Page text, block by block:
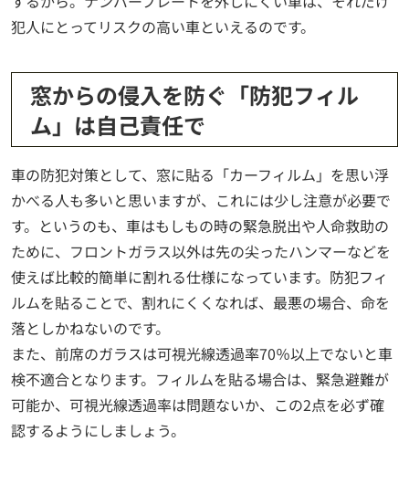
犯人にとってリスクの高い車といえるのです。
窓からの侵入を防ぐ「防犯フィル
ム」は自己責任で
車の防犯対策として、窓に貼る「カーフィルム」を思い浮
かべる人も多いと思いますが、これには少し注意が必要で
す。というのも、車はもしもの時の緊急脱出や人命救助の
ために、フロントガラス以外は先の尖ったハンマーなどを
使えば比較的簡単に割れる仕様になっています。防犯フィ
ルムを貼ることで、割れにくくなれば、最悪の場合、命を
落としかねないのです。
また、前席のガラスは可視光線透過率70％以上でないと車
検不適合となります。フィルムを貼る場合は、緊急避難が
可能か、可視光線透過率は問題ないか、この2点を必ず確
認するようにしましょう。